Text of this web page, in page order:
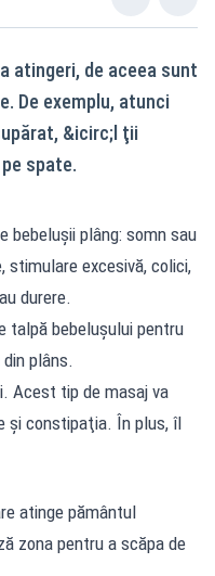
atingeri, de aceea sunt
De exemplu, atunci
&icirc;l ţii
spate.
bebeluşii plâng: somn sau
stimulare excesivă, colici,
durere.
talpă bebeluşului pentru
plâns.
Acest tip de masaj va
şi constipaţia. În plus, îl
atinge pământul
zona pentru a scăpa de